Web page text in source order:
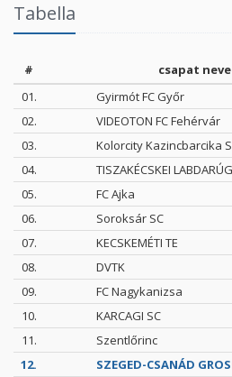
Tabella
# csapat neve
01.
Gyirmót FC Győr
02.
VIDEOTON FC Fehérvár
03.
Kolorcity Kazincbarcika
04.
TISZAKÉCSKEI
05.
FC Ajka
06.
Soroksár SC
07.
KECSKEMÉTI TE
08.
DVTK
09.
FC Nagykanizsa
10.
KARCAGI SC
11.
Szentlőrinc
12.
SZEGED-CSANÁD